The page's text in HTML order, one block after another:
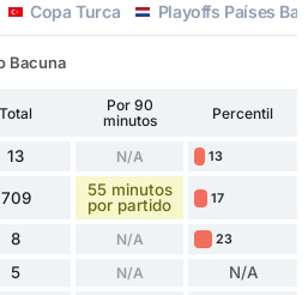
Copa Turca Playoffs Países
Bacuna
Total
Por 90
minutos
Percentil
13 N/A 13
709
55 minutos
por partido
17
8 N/A 23
5 N/A N/A